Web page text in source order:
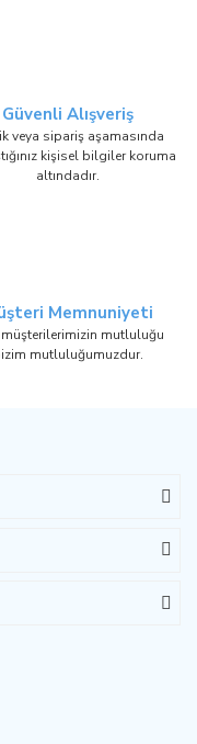
Güvenli Alışveriş
veya sipariş aşamasında
kişisel bilgiler koruma
altındadır.
Memnuniyeti
müşterilerimizin mutluluğu
mutluluğumuzdur.